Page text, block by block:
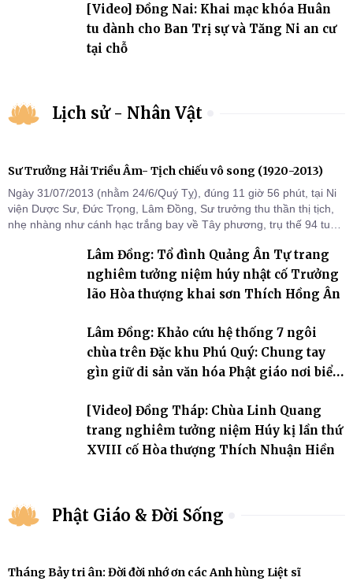
[Video] Đồng Nai: Khai mạc khóa Huân
tu dành cho Ban Trị sự và Tăng Ni an cư
tại chỗ
Lịch sử - Nhân Vật
Sư Trưởng Hải Triều Âm- Tịch chiếu vô song (1920-2013)
Ngày 31/07/2013 (nhằm 24/6/Quý Tỵ), đúng 11 giờ 56 phút, tại Ni
viện Dược Sư, Đức Trọng, Lâm Đồng, Sư trưởng thu thần thị tịch,
nhẹ nhàng như cánh hạc trắng bay về Tây phương, trụ thế 94 tuổi
Lâm Đồng: Tổ đình Quảng Ân Tự trang
nghiêm tưởng niệm húy nhật cố Trưởng
lão Hòa thượng khai sơn Thích Hồng Ân
Lâm Đồng: Khảo cứu hệ thống 7 ngôi
chùa trên Đặc khu Phú Quý: Chung tay
gìn giữ di sản văn hóa Phật giáo nơi biển
[Video] Đồng Tháp: Chùa Linh Quang
trang nghiêm tưởng niệm Húy kị lần thứ
XVIII cố Hòa thượng Thích Nhuận Hiền
Phật Giáo & Đời Sống
Tháng Bảy tri ân: Đời đời nhớ ơn các Anh hùng Liệt sĩ